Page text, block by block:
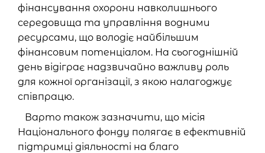
фінансування охорони навколишнього
середовища та управління водними
ресурсами, що володіє найбільшим
фінансовим потенціалом. На сьогоднішній
день відіграє надзвичайно важливу роль
для кожної організації, з якою налагоджує
співпрацю.
Варто також зазначити, що місія
Національного фонду полягає в ефективній
підтримці діяльності на благо